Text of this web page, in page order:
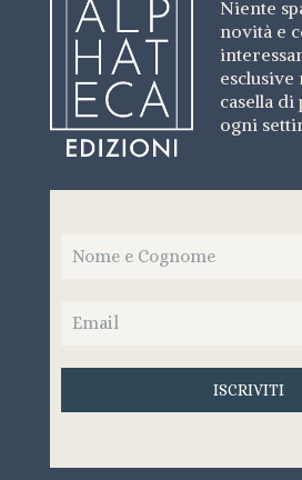
Niente
novità e
esclusive
casella
ogni
ISCRIVITI